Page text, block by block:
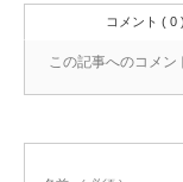
コメント ( 0 )
この記事へのコメン